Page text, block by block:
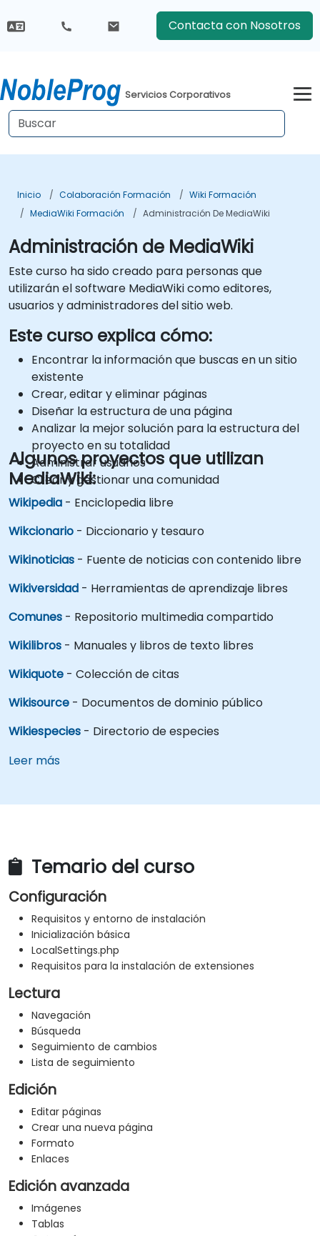
Contacta con Nosotros
Servicios Corporativos
Inicio Colaboración Formación
Wiki Formación
MediaWiki Formación
Administración De MediaWiki
Administración de MediaWiki
Este curso ha sido creado para personas que
utilizarán el software MediaWiki como editores,
usuarios y administradores del sitio web.
Este curso explica cómo:
Encontrar la información que buscas en un sitio
existente
Crear, editar y eliminar páginas
Diseñar la estructura de una página
Analizar la mejor solución para la estructura del
proyecto en su totalidad
Administrar usuarios
Crear y gestionar una comunidad
Algunos proyectos que utilizan
MediaWiki:
Wikipedia - Enciclopedia libre
Wikcionario - Diccionario y tesauro
Wikinoticias - Fuente de noticias con contenido libre
Wikiversidad - Herramientas de aprendizaje libres
Comunes - Repositorio multimedia compartido
Wikilibros - Manuales y libros de texto libres
Wikiquote - Colección de citas
Wikisource - Documentos de dominio público
Wikiespecies - Directorio de especies
Leer más
Temario del curso
Configuración
Requisitos y entorno de instalación
Inicialización básica
LocalSettings.php
Requisitos para la instalación de extensiones
Lectura
Navegación
Búsqueda
Seguimiento de cambios
Lista de seguimiento
Edición
Editar páginas
Crear una nueva página
Formato
Enlaces
Edición avanzada
Imágenes
Tablas